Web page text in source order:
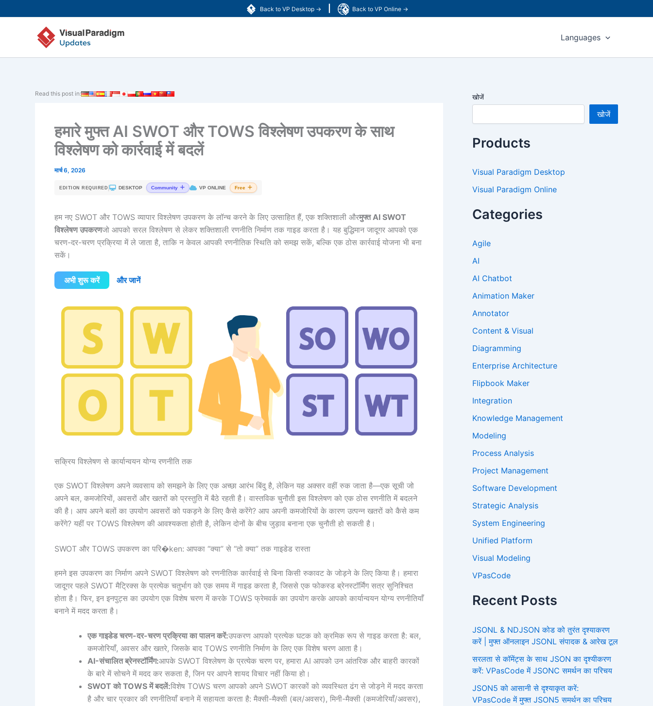
Back to VP Desktop → Back to VP Online →
to
Languages
Read this post in:
हमारे मुफ्त AI SWOT और TOWS विश्लेषण उपकरण के साथ
विश्लेषण को कार्रवाई में बदलें
मार्च 6, 2026
EDITION REQUIRED DESKTOP Community VP ONLINE Free
हम नए SWOT और TOWS व्यापार विश्लेषण उपकरण के लॉन्च करने के लिए उत्साहित हैं, एक शक्तिशाली औरमुफ्त AI SWOT
विश्लेषण उपकरणजो आपको सरल विश्लेषण से लेकर शक्तिशाली रणनीति निर्माण तक गाइड करता है। यह बुद्धिमान जादूगर आपको एक
चरण-दर-चरण प्रक्रिया में ले जाता है, ताकि न केवल आपकी रणनीतिक स्थिति को समझ सकें, बल्कि एक ठोस कार्रवाई योजना भी बना
सकें।
अभी शुरू करें और जानें
सक्रिय विश्लेषण से कार्यान्वयन योग्य रणनीति तक
एक SWOT विश्लेषण अपने व्यवसाय को समझने के लिए एक अच्छा आरंभ बिंदु है, लेकिन यह अक्सर वहीं रुक जाता है—एक सूची जो
अपने बल, कमजोरियों, अवसरों और खतरों को प्रस्तुति में बैठे रहती है। वास्तविक चुनौती इस विश्लेषण को एक ठोस रणनीति में बदलने
की है। आप अपने बलों का उपयोग अवसरों को पकड़ने के लिए कैसे करेंगे? आप अपनी कमजोरियों के कारण उत्पन्न खतरों को कैसे कम
करेंगे? यहीं पर TOWS विश्लेषण की आवश्यकता होती है, लेकिन दोनों के बीच जुड़ाव बनाना एक चुनौती हो सकती है।
SWOT और TOWS उपकरण का परि�ken: आपका “क्या” से “तो क्या” तक गाइडेड रास्ता
हमने इस उपकरण का निर्माण अपने SWOT विश्लेषण को रणनीतिक कार्रवाई से बिना किसी रुकावट के जोड़ने के लिए किया है। हमारा
जादूगर पहले SWOT मैट्रिक्स के प्रत्येक चतुर्भाग को एक समय में गाइड करता है, जिससे एक फोकस्ड ब्रेनस्टॉर्मिंग सत्र सुनिश्चित
होता है। फिर, इन इनपुट्स का उपयोग एक विशेष चरण में करके TOWS फ्रेमवर्क का उपयोग करके आपको कार्यान्वयन योग्य रणनीतियाँ
बनाने में मदद करता है।
एक गाइडेड चरण-दर-चरण प्रक्रिया का पालन करें:उपकरण आपको प्रत्येक घटक को क्रमिक रूप से गाइड करता है: बल,
कमजोरियाँ, अवसर और खतरे, जिसके बाद TOWS रणनीति निर्माण के लिए एक विशेष चरण आता है।
AI-संचालित ब्रेनस्टॉर्मिंग:आपके SWOT विश्लेषण के प्रत्येक चरण पर, हमारा AI आपको उन आंतरिक और बाहरी कारकों
के बारे में सोचने में मदद कर सकता है, जिन पर आपने शायद विचार नहीं किया हो।
SWOT को TOWS में बदलें:विशेष TOWS चरण आपको अपने SWOT कारकों को व्यवस्थित ढंग से जोड़ने में मदद करता
है और चार प्रकार की रणनीतियाँ बनाने में सहायता करता है: मैक्सी-मैक्सी (बल/अवसर), मिनी-मैक्सी (कमजोरियाँ/अवसर),
खोजें
खोजें
Products
Visual Paradigm Desktop
Visual Paradigm Online
Categories
Agile
AI
AI Chatbot
Animation Maker
Annotator
Content & Visual
Diagramming
Enterprise Architecture
Flipbook Maker
Integration
Knowledge Management
Modeling
Process Analysis
Project Management
Software Development
Strategic Analysis
System Engineering
Unified Platform
Visual Modeling
VPasCode
Recent Posts
JSONL & NDJSON कोड को तुरंत दृश्याकरण
करें | मुफ्त ऑनलाइन JSONL संपादक & आरेख टूल
सरलता से कॉमेंट्स के साथ JSON का दृश्यीकरण
करें: VPasCode में JSONC समर्थन का परिचय
JSON5 को आसानी से दृश्याकृत करें:
VPasCode में मुफ्त JSON5 समर्थन का परिचय